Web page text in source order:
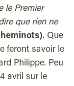
le Premier
que rien ne
. Que
feront savoir le
Philippe. Peu
avril sur le